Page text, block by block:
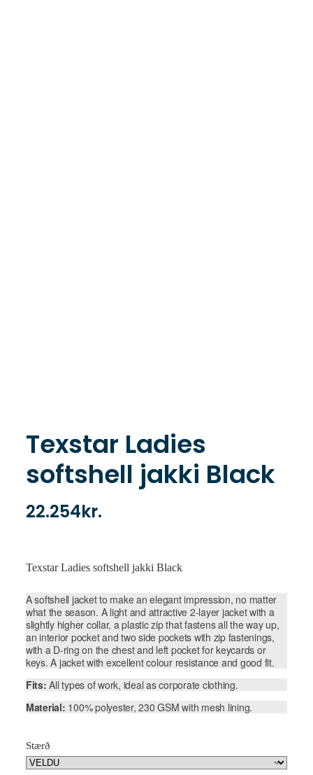
Texstar Ladies
softshell jakki Black
22.254kr.
Texstar Ladies softshell jakki Black
A softshell jacket to make an elegant impression, no matter
what the season. A light and attractive 2-layer jacket with a
slightly higher collar, a plastic zip that fastens all the way up,
an interior pocket and two side pockets with zip fastenings,
with a D-ring on the chest and left pocket for keycards or
keys. A jacket with excellent colour resistance and good fit.
Fits: All types of work, ideal as corporate clothing.
Material: 100% polyester, 230 GSM with mesh lining.
Stærð